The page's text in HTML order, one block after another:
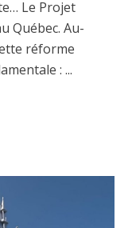
Le Projet
Québec. Au-
réforme
: ...